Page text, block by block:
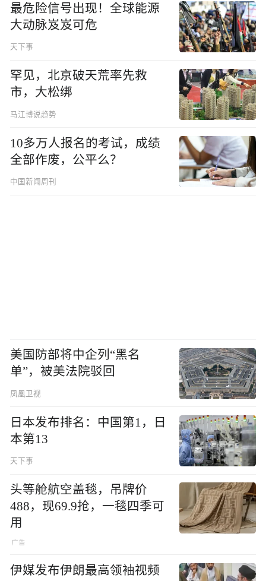
最危险信号出现！全球能源
大动脉岌岌可危
天下事
罕见，北京破天荒率先救
市，大松绑
马江博说趋势
10多万人报名的考试，成绩
全部作废，公平么？
中国新闻周刊
美国防部将中企列“黑名
单”，被美法院驳回
凤凰卫视
日本发布排名：中国第1，日
本第13
天下事
头等舱航空盖毯，吊牌价
488，现69.9抢，一毯四季可
用
伊媒发布伊朗最高领袖视频